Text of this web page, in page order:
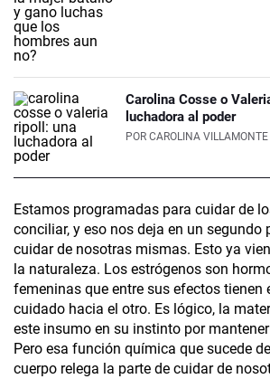
Carolina Cosse o
luchadora al poder
POR CAROLINA VILLAMONTE
Estamos programadas para cuidar de
conciliar, y eso nos deja en un segundo
cuidar de nosotras mismas. Esto ya
la naturaleza. Los estrógenos son
femeninas que entre sus efectos tienen
cuidado hacia el otro. Es lógico, la
este insumo en su instinto por
Pero esa función química que sucede
cuerpo relega la parte de cuidar de